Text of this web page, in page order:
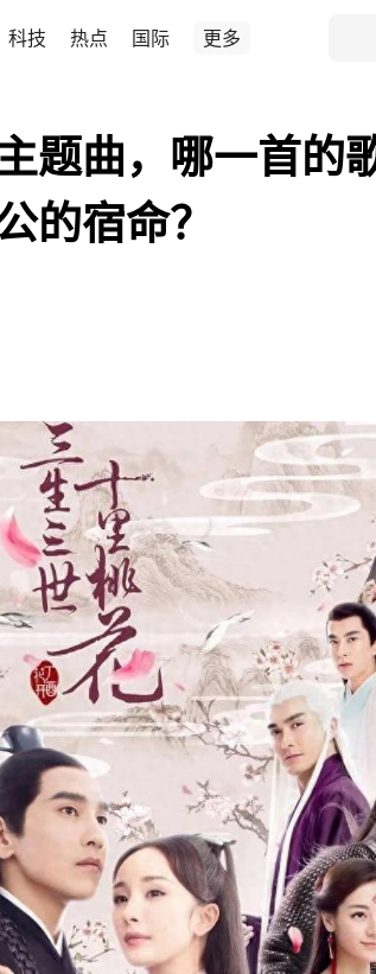
科技 热点 国际 更多
题曲，哪一首的
的宿命？